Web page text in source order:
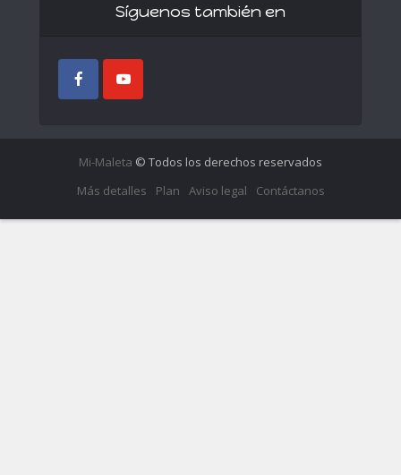
Síguenos también en
Mi-Maleta © Todos los derechos reservados
Más detalles
Plan Aviso legal Contáctanos